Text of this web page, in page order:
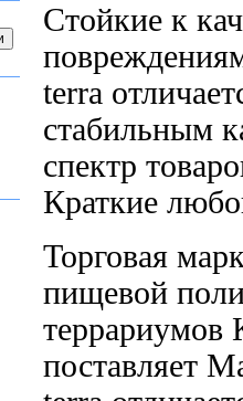
Стойкие к
terra
стабильным
спектр
Краткие
Торговая
пищевой
террариумов
поставляет